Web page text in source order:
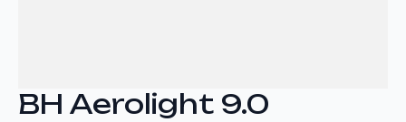
BH Aerolight 9.0